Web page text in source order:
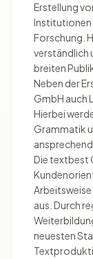
Erstellung
Institutionen
Forschung.
verständlich
breiten
Neben der
GmbH auch
Hierbei
Grammatik
Die textbest
aus. Durch
neuesten